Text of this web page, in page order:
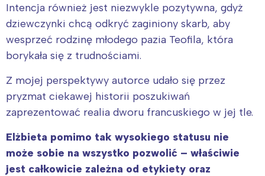
Intencja również jest niezwykle pozytywna, gdyż
dziewczynki chcą odkryć zaginiony skarb, aby
wesprzeć rodzinę młodego pazia Teofila, która
borykała się z trudnościami.
Z mojej perspektywy autorce udało się przez
pryzmat ciekawej historii poszukiwań
zaprezentować realia dworu francuskiego w jej tle.
Elżbieta pomimo tak wysokiego statusu nie
może sobie na wszystko pozwolić – właściwie
jest całkowicie zależna od etykiety oraz